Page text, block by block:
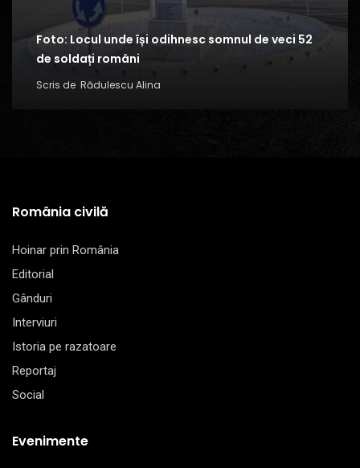
Foto: Locul unde își odihnesc somnul de veci 52
de soldați români
Scris de Rădulescu Alina
România civilă
Hoinar prin România
Editorial
Gânduri
Interviuri
Istoria pe razatoare
Reportaj
Social
Evenimente